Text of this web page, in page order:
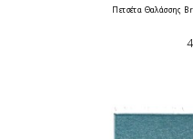
Πετσέτα Θαλάσσης